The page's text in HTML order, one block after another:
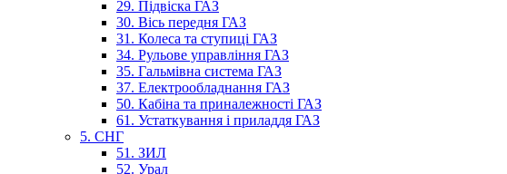
29. Підвіска ГАЗ
30. Вісь передня ГАЗ
31. Колеса та ступиці ГАЗ
34. Рульове управління ГАЗ
35. Гальмівна система ГАЗ
37. Електрообладнання ГАЗ
50. Кабіна та приналежності ГАЗ
61. Устаткування і приладдя ГАЗ
5. СНГ
51. ЗИЛ
52. Урал